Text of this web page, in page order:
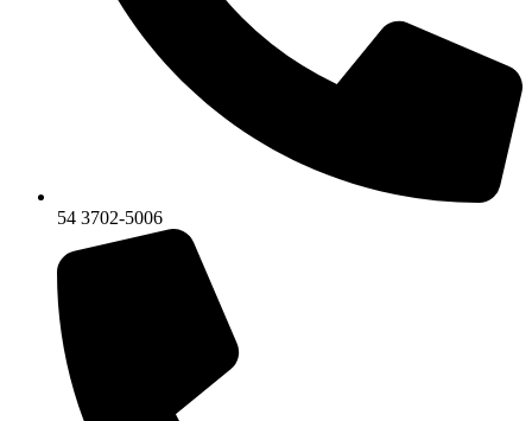
54 3702-5006